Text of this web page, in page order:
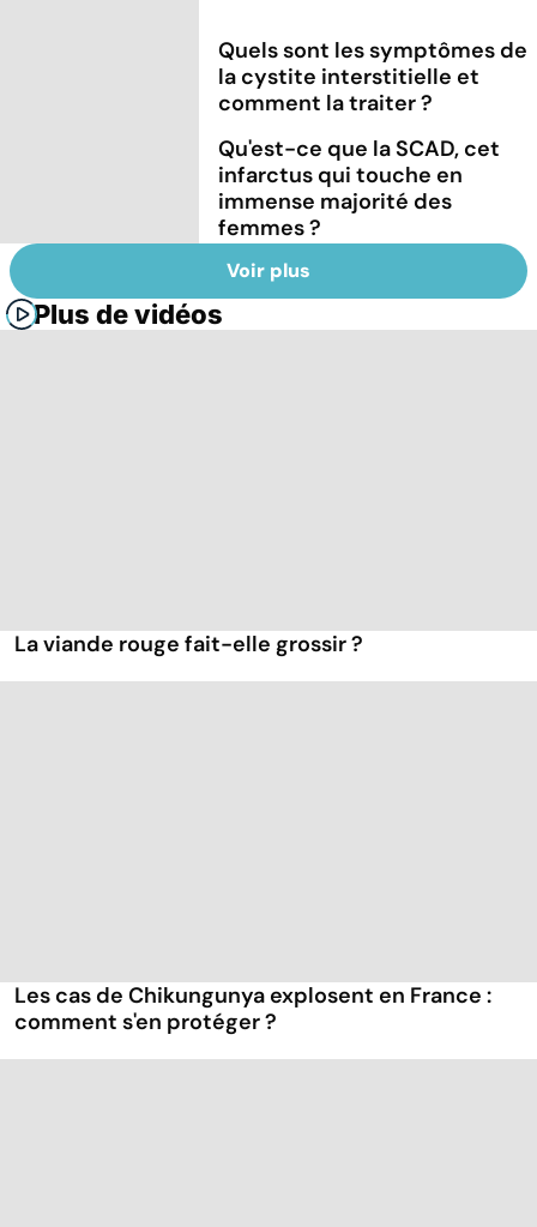
Quels sont les symptômes de
la cystite interstitielle et
comment la traiter ?
Qu'est-ce que la SCAD, cet
infarctus qui touche en
immense majorité des
femmes ?
Voir plus
Plus de vidéos
La viande rouge fait-elle grossir ?
Les cas de Chikungunya explosent en France :
comment s'en protéger ?